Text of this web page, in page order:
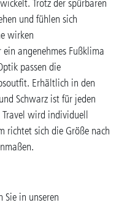
Trotz der spürbaren
und fühlen sich
wirken
angenehmes Fußklima
passen die
Erhältlich in den
Schwarz ist für jeden
Travel wird individuell
richtet sich die Größe nach
Sie in unseren